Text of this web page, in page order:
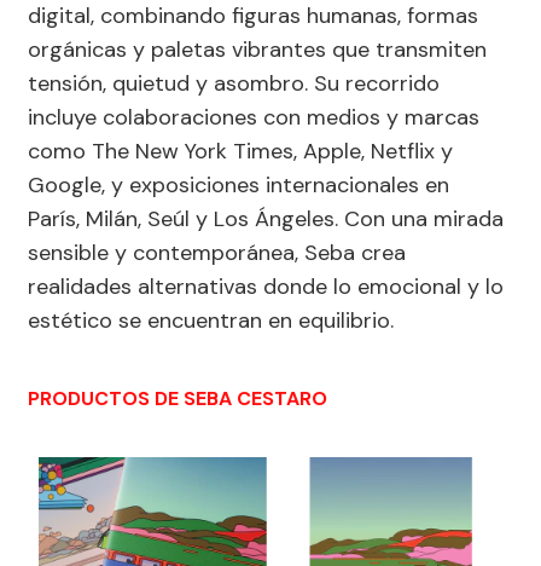
digital, combinando figuras humanas, formas
orgánicas y paletas vibrantes que transmiten
tensión, quietud y asombro. Su recorrido
incluye colaboraciones con medios y marcas
como The New York Times, Apple, Netflix y
Google, y exposiciones internacionales en
París, Milán, Seúl y Los Ángeles. Con una mirada
sensible y contemporánea, Seba crea
realidades alternativas donde lo emocional y lo
estético se encuentran en equilibrio.
PRODUCTOS DE SEBA CESTARO